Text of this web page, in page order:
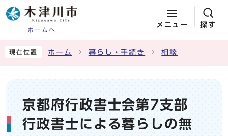
ホームへ
メニュー 探す
現在位置 ホーム 暮らし・手続き 相談
京都府行政書士会第7支部
行政書士による暮らしの無